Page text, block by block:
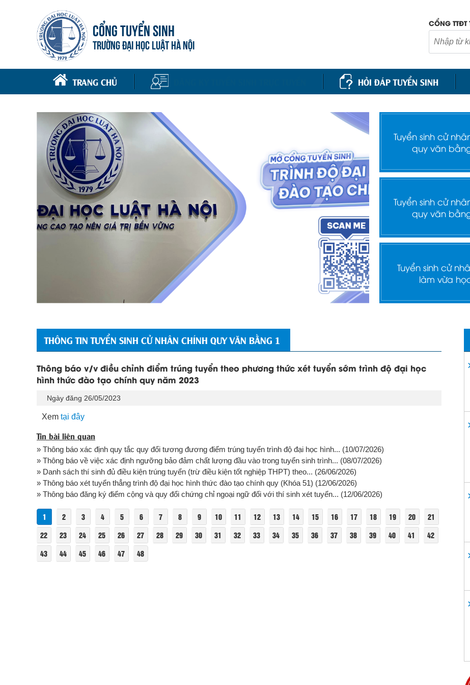
CỔNG TUYỂN SINH
TRƯỜNG ĐẠI HỌC LUẬT HÀ NỘI
CỔNG
TRANG CHỦ HỎI ĐÁP TUYỂN SINH
Tuyển sinh cử
quy văn
Tuyển sinh cử
quy văn
Tuyển sinh cử
làm vừa
THÔNG TIN TUYỂN SINH CỬ NHÂN CHÍNH QUY VĂN BẰNG 1
Thông báo v/v điều chỉnh điểm trúng tuyển theo phương thức xét tuyển sớm trình độ đại học
hình thức đào tạo chính quy năm 2023
Ngày đăng 26/05/2023
Xem tại đây
Tin bài liên quan
» Thông báo xác định quy tắc quy đổi tương đương điểm trúng tuyển trình độ đại học hình... (10/07/2026)
» Thông báo về việc xác định ngưỡng bảo đảm chất lượng đầu vào trong tuyển sinh trình... (08/07/2026)
» Danh sách thí sinh đủ điều kiện trúng tuyển (trừ điều kiện tốt nghiệp THPT) theo... (26/06/2026)
» Thông báo xét tuyển thẳng trình độ đại học hình thức đào tạo chính quy (Khóa 51) (12/06/2026)
» Thông báo đăng ký điểm cộng và quy đổi chứng chỉ ngoại ngữ đối với thí sinh xét tuyển... (12/06/2026)
1 2 3 4 5 6 7 8 9 10 11 12 13 14 15 16 17 18 19 20
21
22
23 24 25 26 27 28 29 30 31 32 33 34 35 36 37 38 39 40 41
42
43
44 45 46 47 48